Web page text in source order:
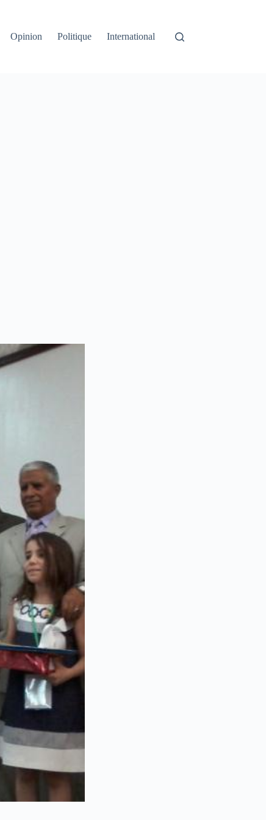
Opinion Politique International